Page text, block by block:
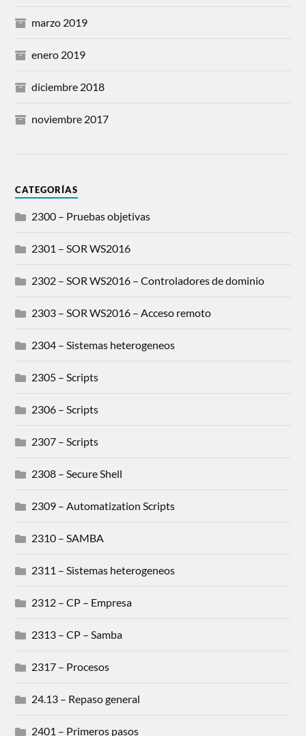
marzo 2019
enero 2019
diciembre 2018
noviembre 2017
CATEGORÍAS
2300 – Pruebas objetivas
2301 – SOR WS2016
2302 – SOR WS2016 – Controladores de dominio
2303 – SOR WS2016 – Acceso remoto
2304 – Sistemas heterogeneos
2305 – Scripts
2306 – Scripts
2307 – Scripts
2308 – Secure Shell
2309 – Automatization Scripts
2310 – SAMBA
2311 – Sistemas heterogeneos
2312 – CP – Empresa
2313 – CP – Samba
2317 – Procesos
24.13 – Repaso general
2401 – Primeros pasos